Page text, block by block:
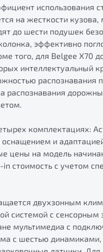
использования
на жесткости
до шести подушек
эффективно
того, для Belgee X70
интеллектуальный
распознавания
распознавания
комплектациях:
и
цены на модель
стоимость с учетом
двухзонным
системой с сенсорным
мультимедиa с
с шестью